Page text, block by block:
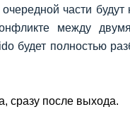
части
между
будет полностью
сразу после выхода.